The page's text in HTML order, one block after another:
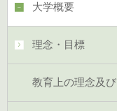
大学概要
理念・目標
教育上の理念及